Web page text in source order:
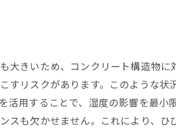
区に適した保護材料の選定
後のフォローアップ方法
された長寿命化の事例
大きいため、コンクリート構造物
すリスクがあります。このような
活用することで、湿度の影響を最
スも欠かせません。これにより、